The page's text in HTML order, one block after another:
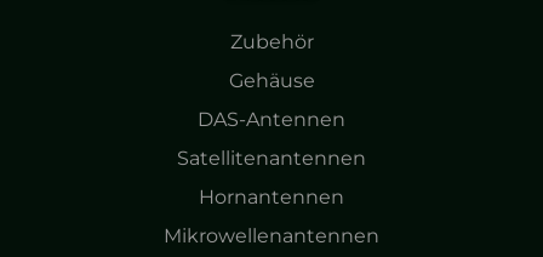
Zubehör
Gehäuse
DAS-Antennen
Satellitenantennen
Hornantennen
Mikrowellenantennen